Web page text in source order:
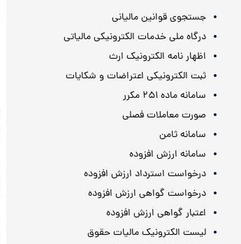
جستجوی قوانین مالیانی
درگاه ملی خدمات الکترونیکی مالیاتی
اظهار نامه الکترونیک ارث
ثبت الکترونیکی اعتراضات و شکایات
سامانه ماده ۲۵۱ مکرر
صورت معاملات فصلی
سامانه ثامن
سامانه ارزش افزوده
درخواست استرداد ارزش افزوده
درخواست گواهی ارزش افزوده
اعتبار گواهی ارزش افزوده
لیست الکترونیک مالیات حقوق